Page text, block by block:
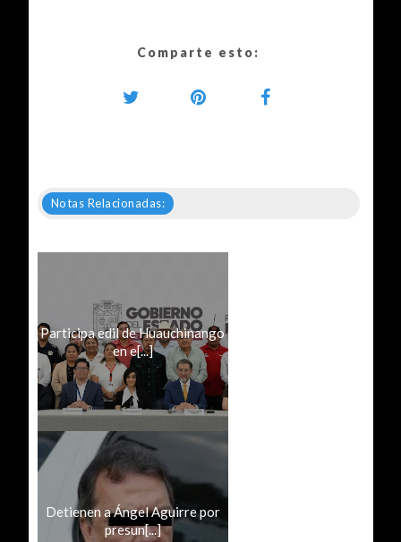
Comparte esto:
Notas Relacionadas:
Participa edil de Huauchinango
en e[...]
Detienen a Ángel Aguirre por
presun[...]